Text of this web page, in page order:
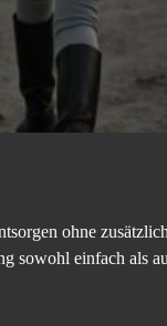
ohne
einfach als